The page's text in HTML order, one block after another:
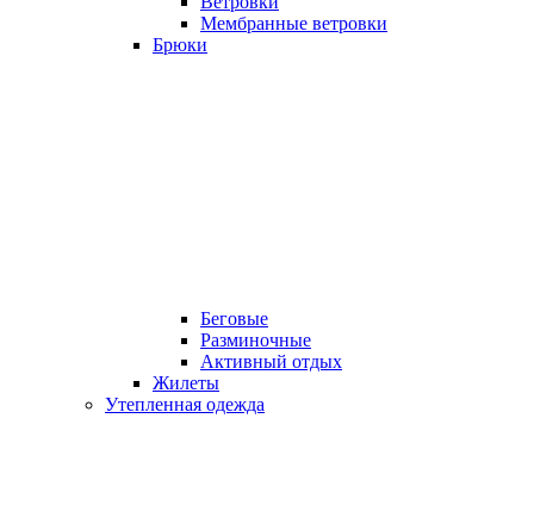
Мембранные ветровки
Брюки
Беговые
Разминочные
Активный отдых
Жилеты
Утепленная одежда